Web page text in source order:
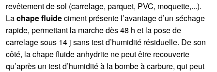
revêtement de sol (carrelage, parquet, PVC, moquette,...).
Lachape fluideciment présente l’avantage d’un séchage
rapide, permettant la marche dès 48 h et la pose de
carrelage sous 14 j sans test d’humidité résiduelle. De son
côté, la chape fluide anhydrite ne peut être recouverte
qu’après un test d’humidité à la bombe à carbure, qui peut